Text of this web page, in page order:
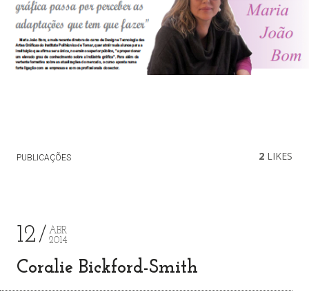
PUBLICAÇÕES 2 LIKES
12
ABR
2014
Coralie Bickford-Smith